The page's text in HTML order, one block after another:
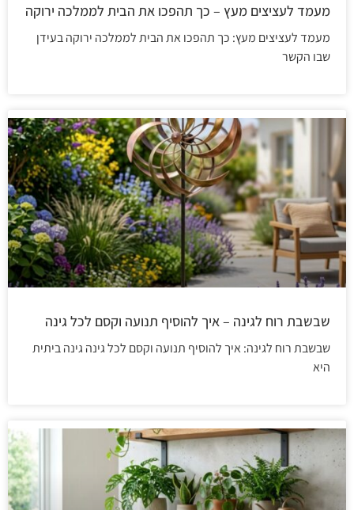
מעמד לעציצים מעץ – כך תהפכו את הבית לממלכה ירוקה
מעמד לעציצים מעץ: כך תהפכו את הבית לממלכה ירוקה בעידן
שבו הקשר
שבשבת רוח לגינה – איך להוסיף תנועה וקסם לכל גינה
שבשבת רוח לגינה: איך להוסיף תנועה וקסם לכל גינה גינה ביתית
היא